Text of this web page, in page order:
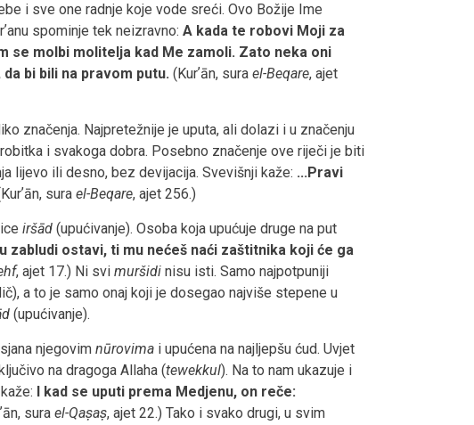
i sve one radnje koje vode sreći. Ovo Božije Ime
spominje tek neizravno: A kada te robovi Moji za
se molbi molitelja kad Me zamoli. Zato neka oni
bi bili na pravom putu. (Kurʼān, sura el-Beqare, ajet
značenja. Najpretežnije je uputa, ali dolazi i u značenju
i svakoga dobra. Posebno značenje ove riječi je biti
lijevo ili desno, bez devijacija. Svevišnji kaže: ...Pravi
sura el-Beqare, ajet 256.)
iršād (upućivanje). Osoba koja upućuje druge na put
zabludi ostavi, ti mu nećeš naći zaštitnika koji će ga
, ajet 17.) Ni svi muršidi nisu isti. Samo najpotpuniji
a to je samo onaj koji je dosegao najviše stepene u
(upućivanje).
njegovim nūrovima i upućena na najljepšu ćud. Uvjet
na dragoga Allaha (tewekkul). Na to nam ukazuje i
I kad se uputi prema Medjenu, on reče:
sura el-Qaṣaṣ, ajet 22.) Tako i svako drugi, u svim